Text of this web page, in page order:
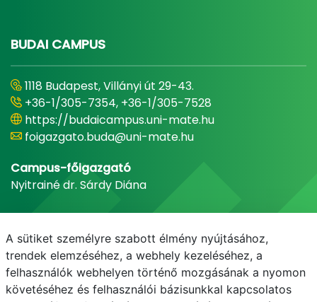
BUDAI CAMPUS
1118 Budapest, Villányi út 29-43.
+36-1/305-7354, +36-1/305-7528
https://budaicampus.uni-mate.hu
foigazgato.buda@uni-mate.hu
Campus-főigazgató
Nyitrainé dr. Sárdy Diána
A sütiket személyre szabott élmény nyújtásához,
trendek elemzéséhez, a webhely kezeléséhez, a
felhasználók webhelyen történő mozgásának a nyomon
követéséhez és felhasználói bázisunkkal kapcsolatos